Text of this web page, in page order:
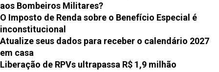
aos Bombeiros Militares?
O Imposto de Renda sobre o Benefício Especial é
inconstitucional
Atualize seus dados para receber o calendário 2027
em casa
Liberação de RPVs ultrapassa R$ 1,9 milhão